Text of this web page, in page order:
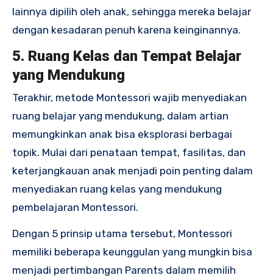
lainnya dipilih oleh anak, sehingga mereka belajar
dengan kesadaran penuh karena keinginannya.
5. Ruang Kelas dan Tempat Belajar
yang Mendukung
Terakhir, metode Montessori wajib menyediakan
ruang belajar yang mendukung, dalam artian
memungkinkan anak bisa eksplorasi berbagai
topik. Mulai dari penataan tempat, fasilitas, dan
keterjangkauan anak menjadi poin penting dalam
menyediakan ruang kelas yang mendukung
pembelajaran Montessori.
Dengan 5 prinsip utama tersebut, Montessori
memiliki beberapa keunggulan yang mungkin bisa
menjadi pertimbangan Parents dalam memilih